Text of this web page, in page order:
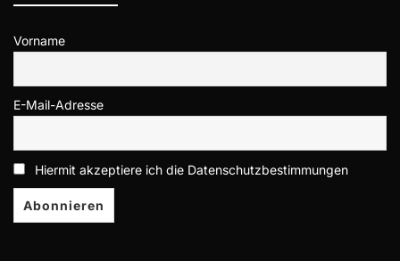
Vorname
E-Mail-Adresse
Hiermit akzeptiere ich die Datenschutzbestimmungen